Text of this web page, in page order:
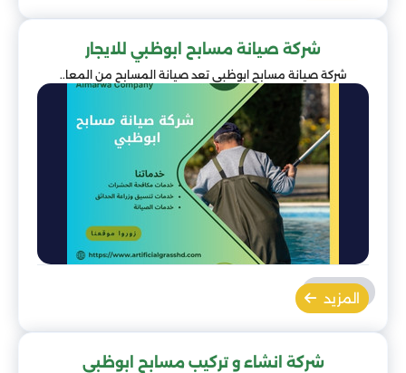
شركة صيانة مسابح ابوظبي للايجار
شركة صيانة مسابح ابوظبي تعد صيانة المسابح من المعا..
المزيد
شركة انشاء و تركيب مسابح ابوظبي